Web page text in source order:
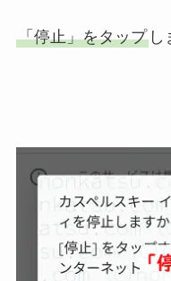
「停止」をタップし